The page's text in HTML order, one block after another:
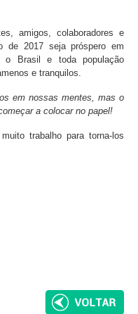
amigos, colaboradores e
de 2017 seja próspero em
o Brasil e toda população
e tranquilos.
em nossas mentes, mas o
a colocar no papel!
trabalho para torna-los